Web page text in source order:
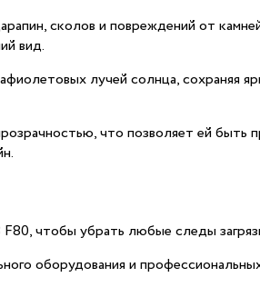
сколов и повреждений от
вид.
лучей солнца, сохраняя
что позволяет ей быть
чтобы убрать любые следы
оборудования и